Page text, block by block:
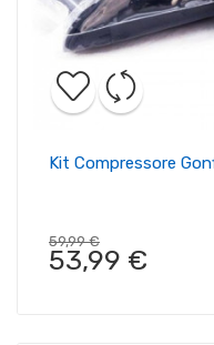
Kit Compressore
59,99 €
53,99 €